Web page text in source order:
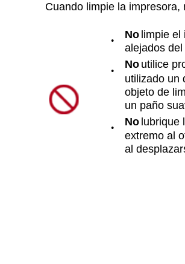
Cuando limpie la
● No limpie
alejados
●
No utilice
utilizado un
objeto de
un paño
● No lubrique
extremo al
al